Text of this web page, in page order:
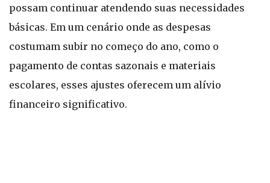
possam continuar atendendo suas necessidades
básicas. Em um cenário onde as despesas
costumam subir no começo do ano, como o
pagamento de contas sazonais e materiais
escolares, esses ajustes oferecem um alívio
financeiro significativo.